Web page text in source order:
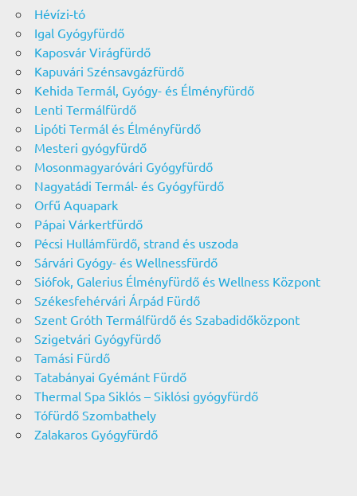
Hévízi-tó
Igal Gyógyfürdő
Kaposvár Virágfürdő
Kapuvári Szénsavgázfürdő
Kehida Termál, Gyógy- és Élményfürdő
Lenti Termálfürdő
Lipóti Termál és Élményfürdő
Mesteri gyógyfürdő
Mosonmagyaróvári Gyógyfürdő
Nagyatádi Termál- és Gyógyfürdő
Orfű Aquapark
Pápai Várkertfürdő
Pécsi Hullámfürdő, strand és uszoda
Sárvári Gyógy- és Wellnessfürdő
Siófok, Galerius Élményfürdő és Wellness Központ
Székesfehérvári Árpád Fürdő
Szent Gróth Termálfürdő és Szabadidőközpont
Szigetvári Gyógyfürdő
Tamási Fürdő
Tatabányai Gyémánt Fürdő
Thermal Spa Siklós – Siklósi gyógyfürdő
Tófürdő Szombathely
Zalakaros Gyógyfürdő